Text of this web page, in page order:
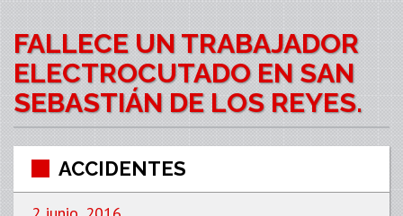
FALLECE UN TRABAJADOR
ELECTROCUTADO EN SAN
SEBASTIÁN DE LOS REYES.
ACCIDENTES